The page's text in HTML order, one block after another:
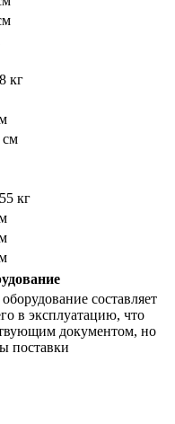
кг
см
кг
составляет
в эксплуатацию, что
документом, но
поставки